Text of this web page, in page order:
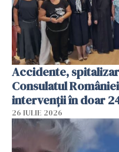
Accidente,
Consulatul
intervenții în doar
26 IULIE 2026